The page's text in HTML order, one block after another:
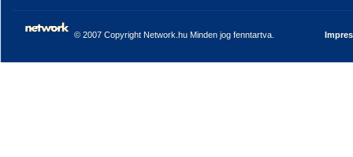
© 2007 Copyright Network.hu Minden jog fenntartva.